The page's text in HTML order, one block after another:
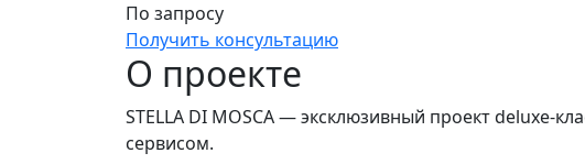
По запросу
Получить консультацию
О проекте
STELLA DI MOSCA — эксклюзивный проект deluxe-
сервисом.